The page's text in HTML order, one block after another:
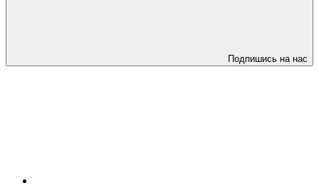
Подпишись на нас